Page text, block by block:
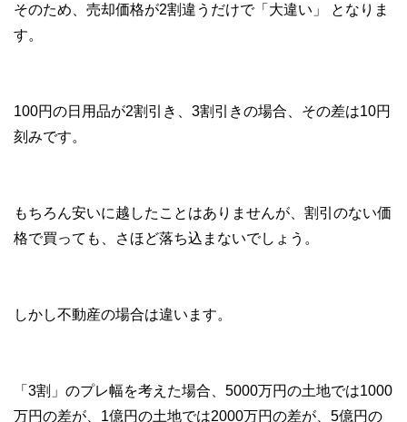
そのため、売却価格が2割違うだけで「大違い」 となりま
す。
100円の日用品が2割引き、3割引きの場合、その差は10円
刻みです。
もちろん安いに越したことはありませんが、割引のない価
格で買っても、さほど落ち込まないでしょう。
しかし不動産の場合は違います。
「3割」のプレ幅を考えた場合、5000万円の土地では1000
万円の差が、1億円の土地では2000万円の差が、5億円の